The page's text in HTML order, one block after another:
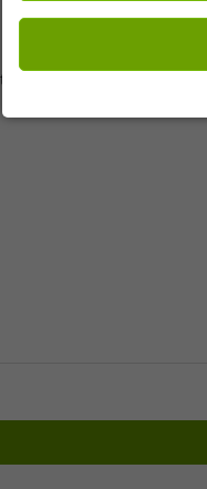
per questo articolo.